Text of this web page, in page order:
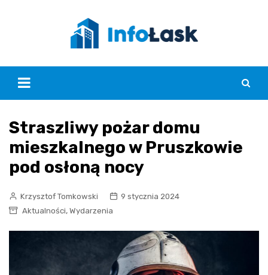
Straszliwy pożar domu
mieszkalnego w Pruszkowie
pod osłoną nocy
Krzysztof Tomkowski
9 stycznia 2024
Aktualności, Wydarzenia